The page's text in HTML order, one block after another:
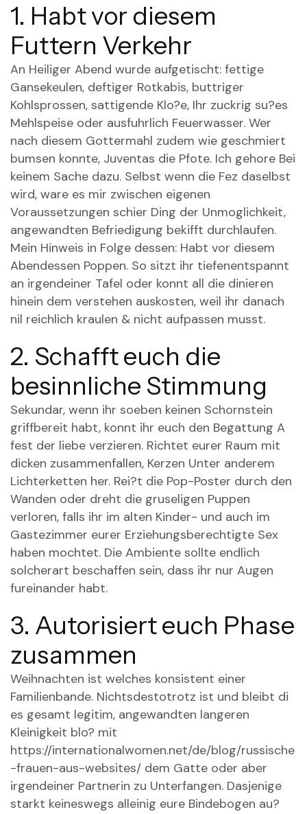
1. Habt vor diesem
Futtern Verkehr
An Heiliger Abend wurde aufgetischt: fettige
Gansekeulen, deftiger Rotkabis, buttriger
Kohlsprossen, sattigende Klo?e, Ihr zuckrig su?es
Mehlspeise oder ausfuhrlich Feuerwasser. Wer
nach diesem Gottermahl zudem wie geschmiert
bumsen konnte, Juventas die Pfote. Ich gehore Bei
keinem Sache dazu. Selbst wenn die Fez daselbst
wird, ware es mir zwischen eigenen
Voraussetzungen schier Ding der Unmoglichkeit,
angewandten Befriedigung bekifft durchlaufen.
Mein Hinweis in Folge dessen: Habt vor diesem
Abendessen Poppen. So sitzt ihr tiefenentspannt
an irgendeiner Tafel oder konnt all die dinieren
hinein dem verstehen auskosten, weil ihr danach
nil reichlich kraulen & nicht aufpassen musst.
2. Schafft euch die
besinnliche Stimmung
Sekundar, wenn ihr soeben keinen Schornstein
griffbereit habt, konnt ihr euch den Begattung A
fest der liebe verzieren. Richtet eurer Raum mit
dicken zusammenfallen, Kerzen Unter anderem
Lichterketten her. Rei?t die Pop-Poster durch den
Wanden oder dreht die gruseligen Puppen
verloren, falls ihr im alten Kinder- und auch im
Gastezimmer eurer Erziehungsberechtigte Sex
haben mochtet. Die Ambiente sollte endlich
solcherart beschaffen sein, dass ihr nur Augen
fureinander habt.
3. Autorisiert euch Phase
zusammen
Weihnachten ist welches konsistent einer
Familienbande. Nichtsdestotrotz ist und bleibt di
es gesamt legitim, angewandten langeren
Kleinigkeit blo? mit
https://internationalwomen.net/de/blog/russische
-frauen-aus-websites/ dem Gatte oder aber
irgendeiner Partnerin zu Unterfangen. Dasjenige
starkt keineswegs alleinig eure Bindebogen au?